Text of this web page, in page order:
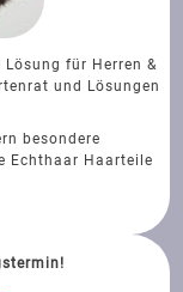
für Herren &
und Lösungen
besondere
Echthaar Haarteile